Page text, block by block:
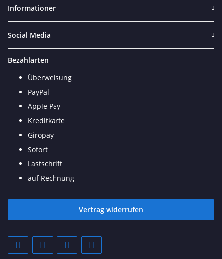
Informationen
Social Media
Bezahlarten
Überweisung
PayPal
Apple Pay
Kreditkarte
Giropay
Sofort
Lastschrift
auf Rechnung
Vertrag widerrufen